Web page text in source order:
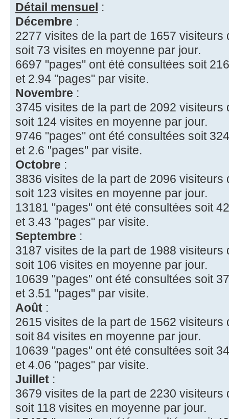
Détail mensuel :
Décembre :
2277 visites de la part de 1657 visiteurs
soit 73 visites en moyenne par jour.
6697 "pages" ont été consultées soit
et 2.94 "pages" par visite.
Novembre :
3745 visites de la part de 2092 visiteurs
soit 124 visites en moyenne par jour.
9746 "pages" ont été consultées soit
et 2.6 "pages" par visite.
Octobre :
3836 visites de la part de 2096 visiteurs
soit 123 visites en moyenne par jour.
13181 "pages" ont été consultées soit
et 3.43 "pages" par visite.
Septembre :
3187 visites de la part de 1988 visiteurs
soit 106 visites en moyenne par jour.
10639 "pages" ont été consultées soit
et 3.51 "pages" par visite.
Août :
2615 visites de la part de 1562 visiteurs
soit 84 visites en moyenne par jour.
10639 "pages" ont été consultées soit
et 4.06 "pages" par visite.
Juillet :
3679 visites de la part de 2230 visiteurs
soit 118 visites en moyenne par jour.